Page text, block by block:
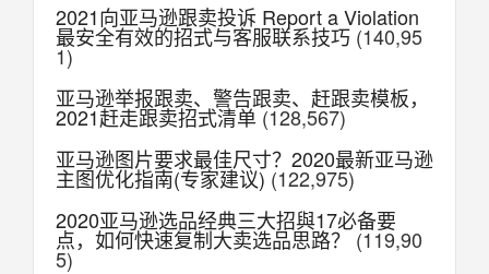
2021向亚马逊跟卖投诉 Report a Violation
最安全有效的招式与客服联系技巧 (140,95
1)
亚马逊举报跟卖、警告跟卖、赶跟卖模板，
2021赶走跟卖招式清单(128,567)
亚马逊图片要求最佳尺寸？2020最新亚马逊
主图优化指南(专家建议) (122,975)
2020亚马逊选品经典三大招與17必备要
点，如何快速复制大卖选品思路？ (119,90
5)